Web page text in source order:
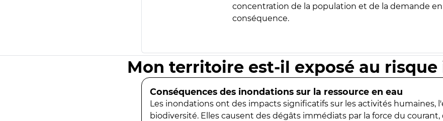
concentration de la population et de la demande
conséquence.
Mon territoire est-il exposé au
Conséquences des inondations sur la ressource en eau
Les inondations ont des impacts significatifs sur les activités humaines,
biodiversité. Elles causent des dégâts immédiats par la force du